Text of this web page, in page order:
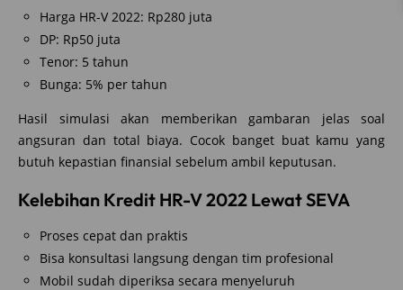
Harga HR-V 2022: Rp280 juta
DP: Rp50 juta
Tenor: 5 tahun
Bunga: 5% per tahun
Hasil simulasi akan memberikan gambaran jelas soal
angsuran dan total biaya. Cocok banget buat kamu yang
butuh kepastian finansial sebelum ambil keputusan.
Kelebihan Kredit HR-V 2022 Lewat SEVA
Proses cepat dan praktis
Bisa konsultasi langsung dengan tim profesional
Mobil sudah diperiksa secara menyeluruh